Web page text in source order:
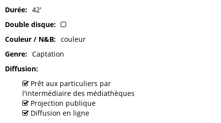
Durée
42'
Double disque
Couleur / N&B
couleur
Genre
Captation
Diffusion
Prêt aux particuliers par
l'intermédiaire des médiathèques
Projection publique
Diffusion en ligne